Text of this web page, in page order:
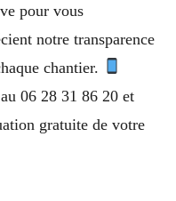
pour vous
notre transparence
chantier.
06 28 31 86 20 et
gratuite de votre